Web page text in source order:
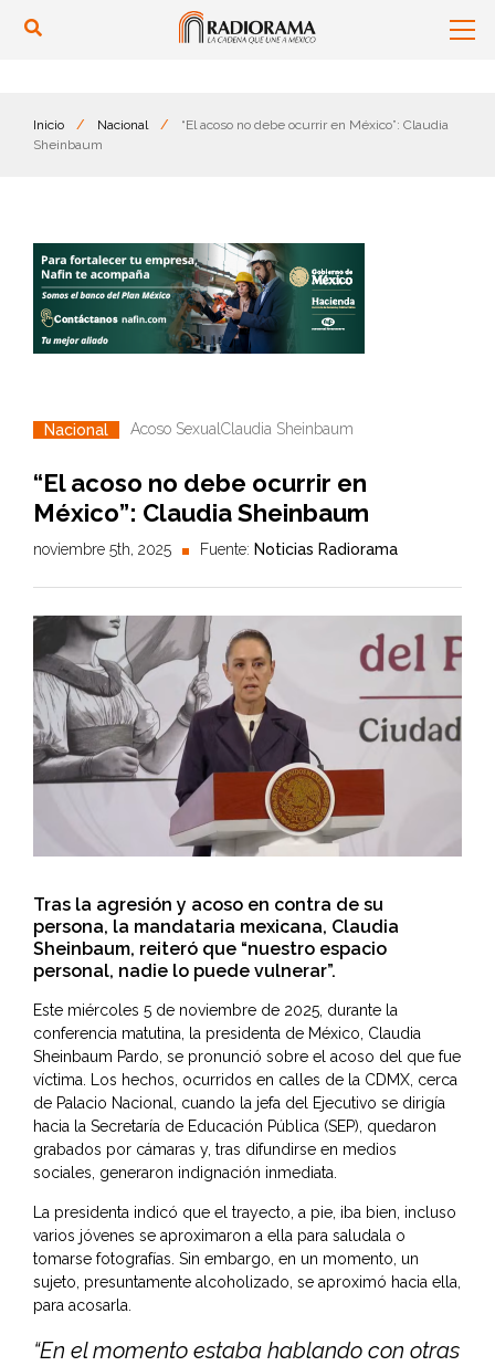
Inicio / Nacional /
“El acoso no debe ocurrir en México”: Claudia
Sheinbaum
Nacional Acoso Sexual Claudia Sheinbaum
“El acoso no debe ocurrir en
México”: Claudia Sheinbaum
noviembre 5th, 2025 Fuente: Noticias Radiorama
Tras la agresión y acoso en contra de su
persona, la mandataria mexicana, Claudia
Sheinbaum, reiteró que “nuestro espacio
personal, nadie lo puede vulnerar”.
Este miércoles 5 de noviembre de 2025, durante la
conferencia matutina, la presidenta de México, Claudia
Sheinbaum Pardo, se pronunció sobre el acoso del que fue
víctima. Los hechos, ocurridos en calles de la CDMX, cerca
de Palacio Nacional, cuando la jefa del Ejecutivo se dirigía
hacia la Secretaría de Educación Pública (SEP), quedaron
grabados por cámaras y, tras difundirse en medios
sociales, generaron indignación inmediata.
La presidenta indicó que el trayecto, a pie, iba bien, incluso
varios jóvenes se aproximaron a ella para saludala o
tomarse fotografías. Sin embargo, en un momento, un
sujeto, presuntamente alcoholizado, se aproximó hacia ella,
para acosarla.
“En el momento estaba hablando con otras